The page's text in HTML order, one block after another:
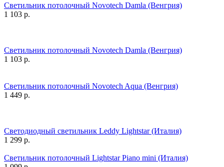
Светильник потолочный Novotech Damla (Венгрия)
1 103 р.
Светильник потолочный Novotech Damla (Венгрия)
1 103 р.
Светильник потолочный Novotech Aqua (Венгрия)
1 449 р.
Светодиодный светильник Leddy Lightstar (Италия)
1 299 р.
Светильник потолочный Lightstar Piano mini (Италия)